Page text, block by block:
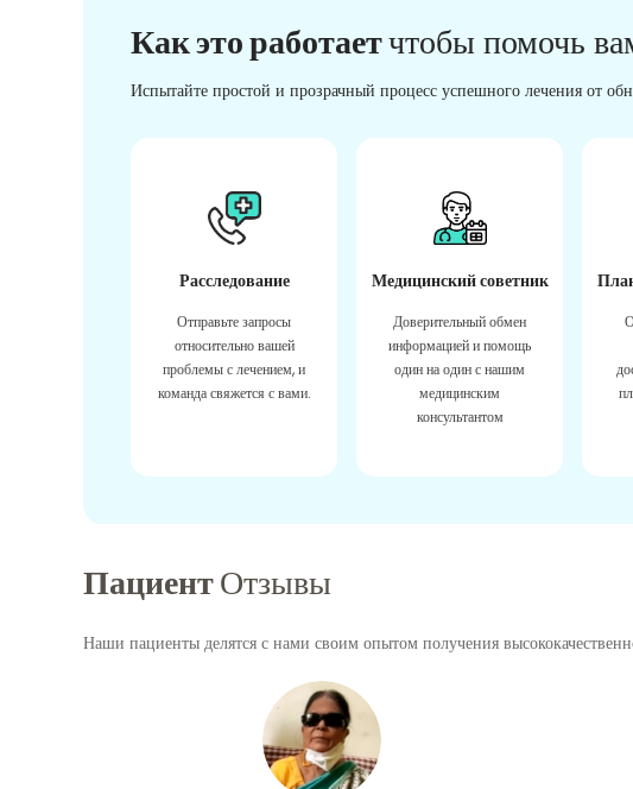
Как это работаетчтобы помочь
Испытайте простой и прозрачный процесс успешного лечения от
Расследование
Отправьте запросы
относительно вашей
проблемы с лечением, и
команда свяжется с вами.
Медицинский советник
Доверительный обмен
информацией и помощь
один на один с нашим
медицинским
консультантом
ПациентОтзывы
Наши пациенты делятся с нами своим опытом получения